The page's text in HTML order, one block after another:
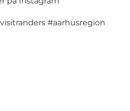
#aarhusregion